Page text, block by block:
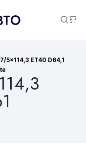
5x114,3 ET40 D64,1